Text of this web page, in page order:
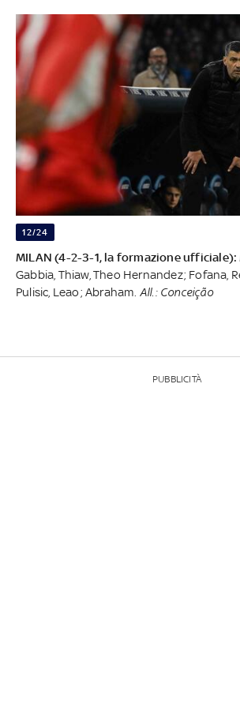
12/24
MILAN (4-2-3-1, la formazione ufficiale):
Gabbia, Thiaw, Theo Hernandez; Fofana,
Pulisic, Leao; Abraham. All.: Conceição
PUBBLICITÀ